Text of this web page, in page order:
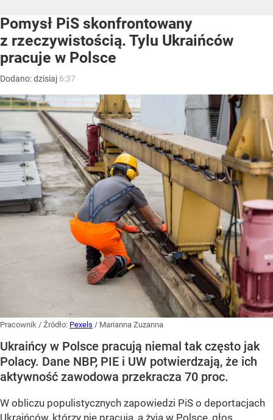
Pomysł PiS skonfrontowany
z rzeczywistością. Tylu Ukraińców
pracuje w Polsce
Dodano:dzisiaj 6:37
Pracownik / Źródło: Pexels / Marianna Zuzanna
Ukraińcy w Polsce pracują niemal tak często jak
Polacy. Dane NBP, PIE i UW potwierdzają, że ich
aktywność zawodowa przekracza 70 proc.
W obliczu populistycznych zapowiedzi PiS o deportacjach
Ukraińców, którzy nie pracują, a żyją w Polsce, głos